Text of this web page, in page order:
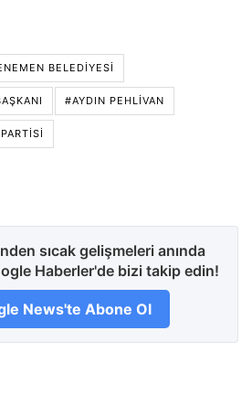
BELEDIYESI
#AYDIN PEHLIVAN
sıcak gelişmeleri anında
Haberler'de bizi takip edin!
News'te Abone Ol